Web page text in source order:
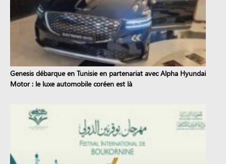
Genesis débarque en Tunisie en partenariat avec Alpha Hyundai
Motor : le luxe automobile coréen est là